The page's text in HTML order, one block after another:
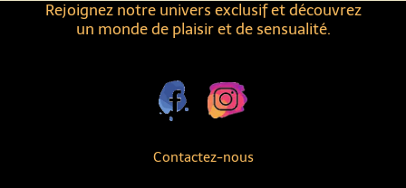
Contactez-nous
Rejoignez notre univers exclusif et découvrez
un monde de plaisir et de sensualité.